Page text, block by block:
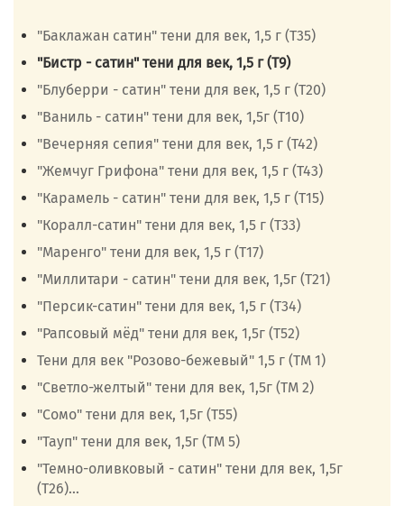
"Баклажан сатин" тени для век, 1,5 г (Т35)
"Бистр - сатин" тени для век, 1,5 г (Т9)
"Блуберри - сатин" тени для век, 1,5 г (Т20)
"Ваниль - сатин" тени для век, 1,5г (Т10)
"Вечерняя сепия" тени для век, 1,5 г (Т42)
"Жемчуг Грифона" тени для век, 1,5 г (Т43)
"Карамель - сатин" тени для век, 1,5 г (Т15)
"Коралл-сатин" тени для век, 1,5 г (Т33)
"Маренго" тени для век, 1,5 г (Т17)
"Миллитари - сатин" тени для век, 1,5г (Т21)
"Персик-сатин" тени для век, 1,5 г (Т34)
"Рапсовый мёд" тени для век, 1,5г (Т52)
Тени для век "Розово-бежевый" 1,5 г (ТМ 1)
"Светло-желтый" тени для век, 1,5г (ТМ 2)
"Сомо" тени для век, 1,5г (Т55)
"Тауп" тени для век, 1,5г (ТМ 5)
"Темно-оливковый - сатин" тени для век, 1,5г
(Т26)...